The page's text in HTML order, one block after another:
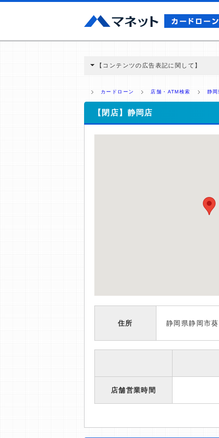
【コンテンツの広告表記に関して】
ミ収集などに基づき、公平性を担保した情
>提携企業一覧
カードローン 店舗・ATM検索 静
【閉店】静岡店
住所 静岡県静岡市
店舗営業時間